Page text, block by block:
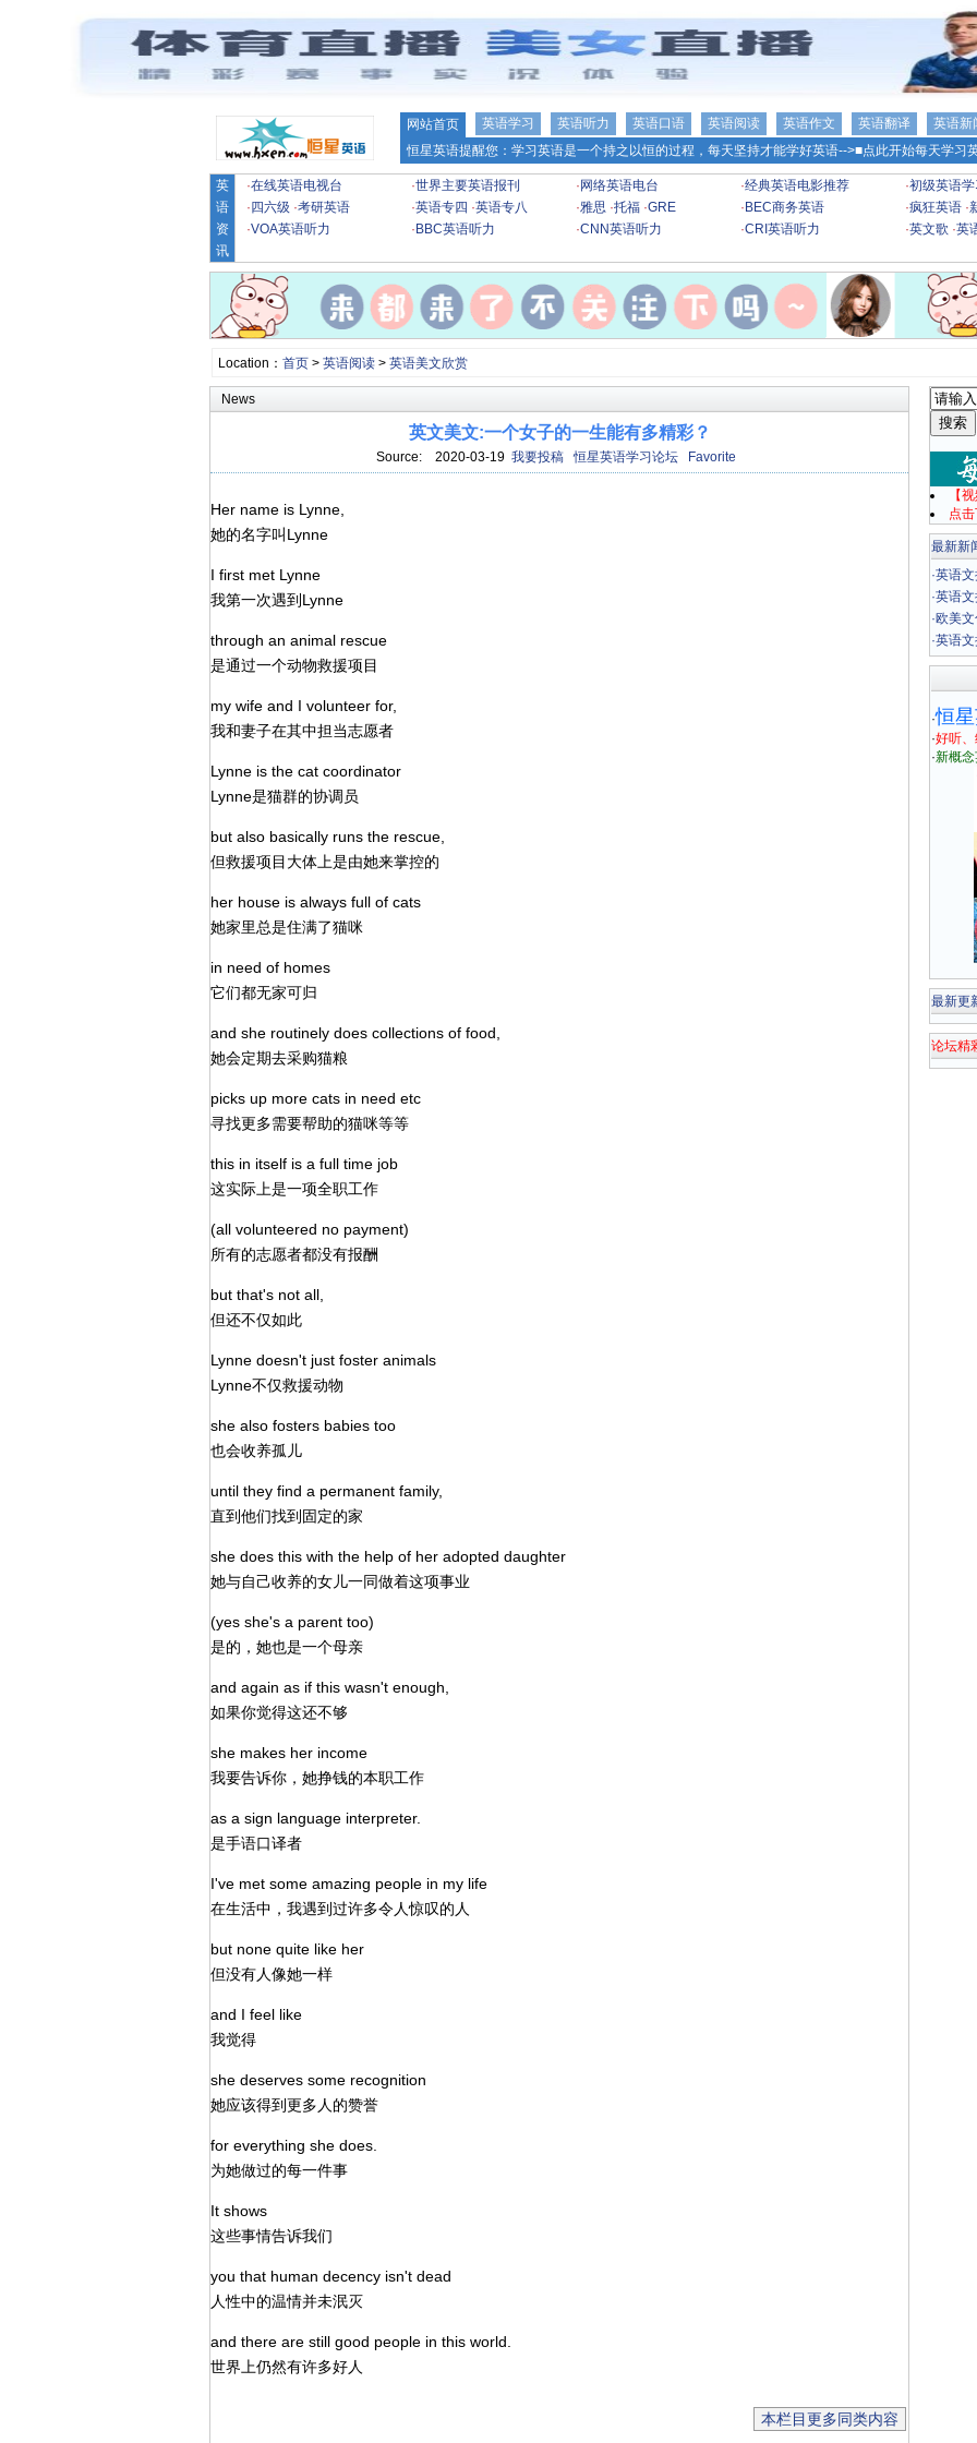
网站首页 英语学习 英语听力 英语口语 英语阅读 英语作文 英语翻译 英语新
恒星英语提醒您：学习英语是一个持之以恒的过程，每天坚持才能学好英语-->■点此开始每天学习
英
语
资
讯
·在线英语电视台 ·世界主要英语报刊 · 网络英语电台 ·经典英语电影推荐 ·初级英语学
· 四六级 ·考研英语 ·英语专四 ·英语专八 ·雅思 ·托福 ·GRE · BEC商务英语 ·疯狂英语 ·
·VOA英语听力 · BBC英语听力 ·CNN英语听力 ·CRI英语听力 ·英文歌 ·英
Location： 首页> 英语阅读> 英语美文欣赏
News
英文美文:一个女子的一生能有多精彩？
Source: 2020-03-19 我要投稿 恒星英语学习论坛 Favorite
Her name is Lynne,
她的名字叫Lynne
I first met Lynne
我第一次遇到Lynne
through an animal rescue
是通过一个动物救援项目
my wife and I volunteer for,
我和妻子在其中担当志愿者
Lynne is the cat coordinator
Lynne是猫群的协调员
but also basically runs the rescue,
但救援项目大体上是由她来掌控的
her house is always full of cats
她家里总是住满了猫咪
in need of homes
它们都无家可归
and she routinely does collections of food,
她会定期去采购猫粮
picks up more cats in need etc
寻找更多需要帮助的猫咪等等
this in itself is a full time job
这实际上是一项全职工作
(all volunteered no payment)
所有的志愿者都没有报酬
but that's not all,
但还不仅如此
Lynne doesn't just foster animals
Lynne不仅救援动物
she also fosters babies too
也会收养孤儿
until they find a permanent family,
直到他们找到固定的家
she does this with the help of her adopted daughter
她与自己收养的女儿一同做着这项事业
(yes she's a parent too)
是的，她也是一个母亲
and again as if this wasn't enough,
如果你觉得这还不够
she makes her income
我要告诉你，她挣钱的本职工作
as a sign language interpreter.
是手语口译者
I've met some amazing people in my life
在生活中，我遇到过许多令人惊叹的人
but none quite like her
但没有人像她一样
and I feel like
我觉得
she deserves some recognition
她应该得到更多人的赞誉
for everything she does.
为她做过的每一件事
It shows
这些事情告诉我们
you that human decency isn't dead
人性中的温情并未泯灭
and there are still good people in this world.
世界上仍然有许多好人
本栏目更多同类内容
【
点
最新新
·英语
·英语
·欧美
·英语
·恒
·好听
·新概
最新更
论坛精